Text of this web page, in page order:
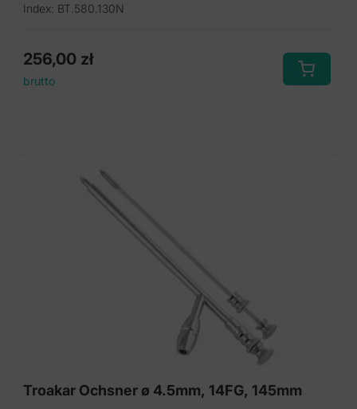
Index: BT.580.130N
256,00 zł
brutto
Troakar Ochsner ø 4.5mm, 14FG, 145mm